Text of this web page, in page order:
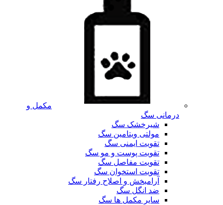
مکمل و
درمانی سگ
شیرخشک سگ
مولتی ویتامین سگ
تقویت ایمنی سگ
تقویت پوست و مو سگ
تقویت مفاصل سگ
تقویت استخوان سگ
آرامبخش و اصلاح رفتار سگ
ضد انگل سگ
سایر مکمل ها سگ